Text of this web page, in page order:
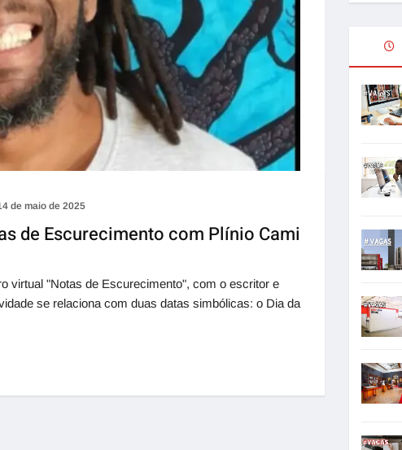
de maio de 2025
de Escurecimento com Plínio Cami
virtual "Notas de Escurecimento", com o escritor e
se relaciona com duas datas simbólicas: o Dia da